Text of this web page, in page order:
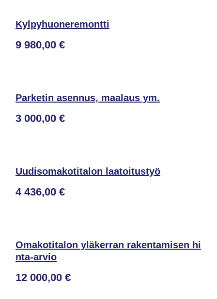
Kylpyhuoneremontti
9 980,00 €
Parketin asennus, maalaus ym.
3 000,00 €
Uudisomakotitalon laatoitustyö
4 436,00 €
Omakotitalon yläkerran rakentamisen hi
nta-arvio
12 000,00 €